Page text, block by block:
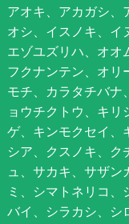
アオキ、アカガシ、
オシ、イスノキ、イ
エゾユズリハ、オオ
フクナンテン、オリ
モチ、カラタチバナ
ョウチクトウ、キ
ゲ、キンモクセイ、
シア、クスノキ、ク
ュ、サカキ、サザン
ミ、シマトネリコ
バイ、シラカシ、シ